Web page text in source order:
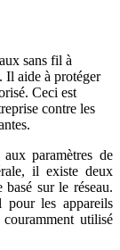
sans fil à
Il aide à protéger
Ceci est
contre les
paramètres de
il existe deux
basé sur le réseau.
pour les appareils
utilisé